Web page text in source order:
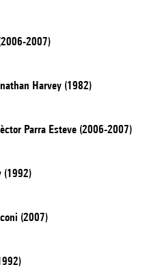
2007)
Harvey (1982)
Parra Esteve (2006-2007)
(1992)
(2007)